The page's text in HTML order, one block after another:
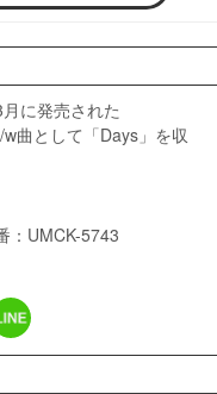
に発売された
曲として「Days」を収
：UMCK-5743